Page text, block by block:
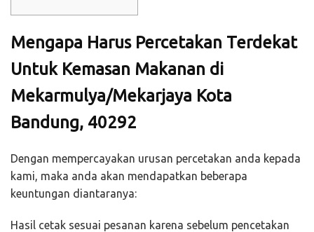
Mengapa Harus Percetakan Terdekat
Untuk Kemasan Makanan di
Mekarmulya/Mekarjaya Kota
Bandung, 40292
Dengan mempercayakan urusan percetakan anda kepada
kami, maka anda akan mendapatkan beberapa
keuntungan diantaranya:
Hasil cetak sesuai pesanan karena sebelum pencetakan